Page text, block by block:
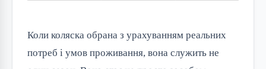
Коли коляска обрана з урахуванням реальних
потреб і умов проживання, вона служить не